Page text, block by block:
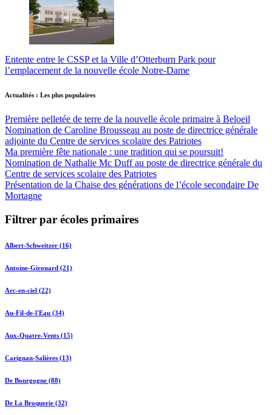
Entente entre le CSSP et la Ville d’Otterburn Park pour
l’emplacement de la nouvelle école Notre-Dame
Actualités : Les plus populaires
Première pelletée de terre de la nouvelle école primaire à Beloeil
Nomination de Caroline Brousseau au poste de directrice générale
adjointe du Centre de services scolaire des Patriotes
Ma première fête nationale : une tradition qui se poursuit!
Nomination de Nathalie Mc Duff au poste de directrice générale du
Centre de services scolaire des Patriotes
Présentation de la Chaise des générations de l’école secondaire De
Mortagne
Filtrer par écoles primaires
Albert-Schweitzer (16)
Antoine-Girouard (21)
Arc-en-ciel (22)
Au-Fil-de-l'Eau (34)
Aux-Quatre-Vents (15)
Carignan-Salières (13)
De Bourgogne (88)
De La Broquerie (32)